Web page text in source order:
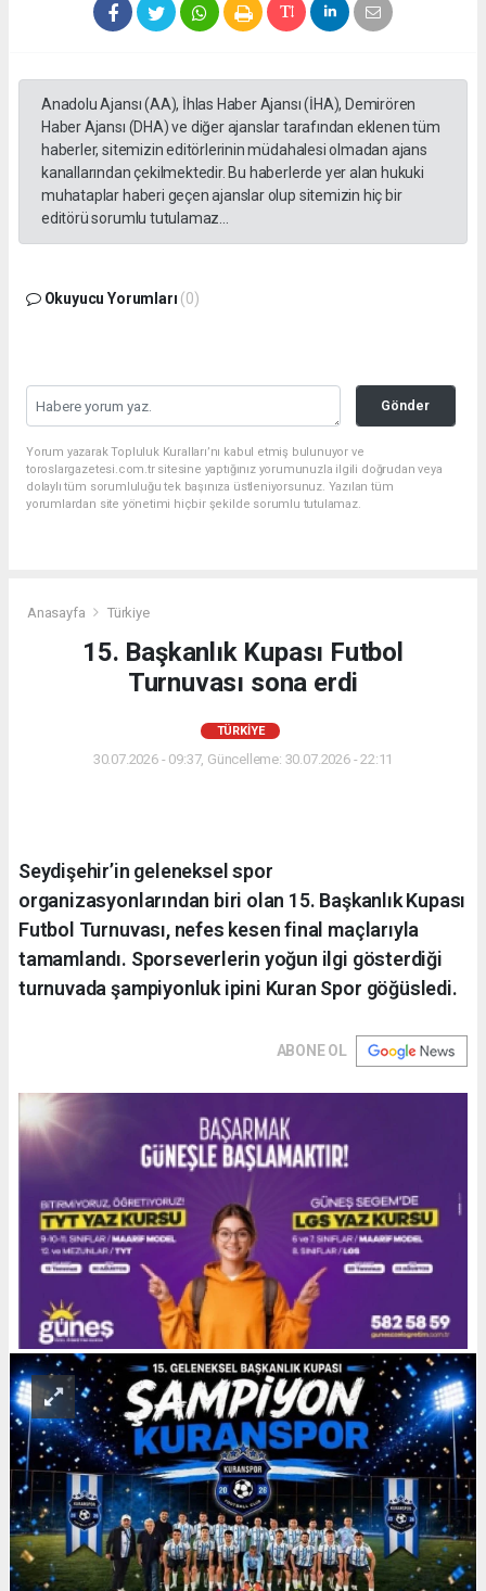
Anadolu Ajansı (AA), İhlas Haber Ajansı (İHA), Demirören
Haber Ajansı (DHA) ve diğer ajanslar tarafından eklenen tüm
haberler, sitemizin editörlerinin müdahalesi olmadan ajans
kanallarından çekilmektedir. Bu haberlerde yer alan hukuki
muhataplar haberi geçen ajanslar olup sitemizin hiç bir
editörü sorumlu tutulamaz...
Okuyucu Yorumları (0)
Gönder
Yorum yazarak Topluluk Kuralları’nı kabul etmiş bulunuyor ve
toroslargazetesi.com.tr sitesine yaptığınız yorumunuzla ilgili doğrudan veya
dolaylı tüm sorumluluğu tek başınıza üstleniyorsunuz. Yazılan tüm
yorumlardan site yönetimi hiçbir şekilde sorumlu tutulamaz.
Anasayfa Türkiye
15. Başkanlık Kupası Futbol
Turnuvası sona erdi
TÜRKIYE
30.07.2026 - 09:37, Güncelleme: 30.07.2026 - 22:11
Seydişehir’in geleneksel spor
organizasyonlarından biri olan 15. Başkanlık Kupası
Futbol Turnuvası, nefes kesen final maçlarıyla
tamamlandı. Sporseverlerin yoğun ilgi gösterdiği
turnuvada şampiyonluk ipini Kuran Spor göğüsledi.
ABONE OL